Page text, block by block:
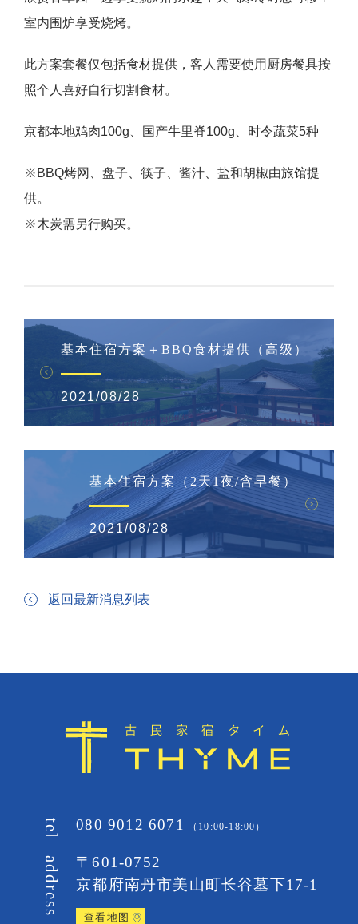
室内围炉享受烧烤。
此方案套餐仅包括食材提供，客人需要使用厨房餐具按
照个人喜好自行切割食材。
京都本地鸡肉100g、国产牛里脊100g、时令蔬菜5种
※BBQ烤网、盘子、筷子、酱汁、盐和胡椒由旅馆提
供。
※木炭需另行购买。
基本住宿方案＋BBQ食材提供（高级）
2021/08/28
基本住宿方案（2天1夜/含早餐）
2021/08/28
返回最新消息列表
tel 080 9012 6071 （10:00-18:00）
address
〒601-0752
京都府南丹市美山町长谷墓下17-1
查看地图